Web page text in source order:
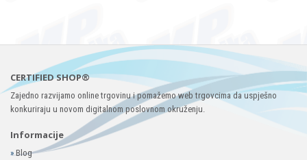
CERTIFIED SHOP®
Zajedno razvijamo online trgovinu i pomažemo web trgovcima da uspješno
konkuriraju u novom digitalnom poslovnom okruženju.
Informacije
»Blog